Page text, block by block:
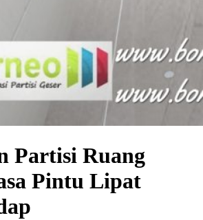
Partisi Ruang
Pintu Lipat